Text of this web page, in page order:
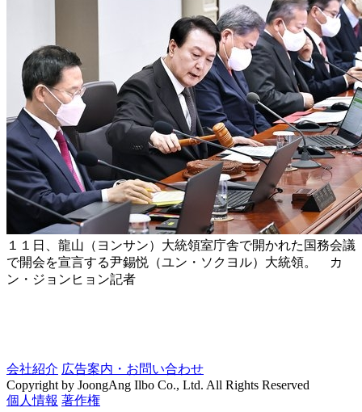
１１日、龍山（ヨンサン）大統領室庁舎で開かれた国務会議
で開会を宣言する尹錫悦（ユン・ソクヨル）大統領。 カ
ン・ジョンヒョン記者
会社紹介 広告案内・お問い合わせ
Copyright by JoongAng Ilbo Co., Ltd. All Rights Reserved
個人情報 著作権